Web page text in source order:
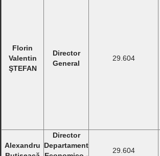
Florin
Valentin
ŞTEFAN
Director
General
29.604
Alexandru
Director
Departament
29.604